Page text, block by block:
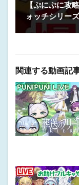
【ぷにぷに攻
ォッチシリー
関連する動画記